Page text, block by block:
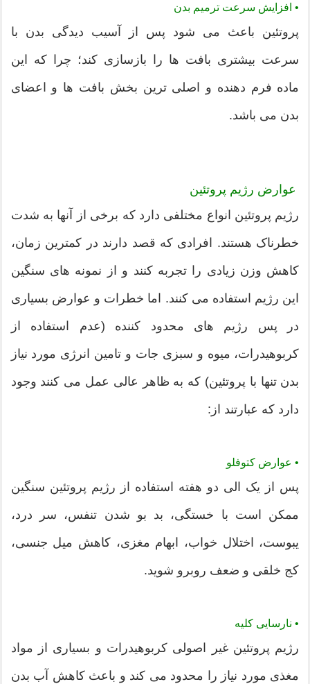
• افزایش سرعت ترمیم بدن
پروتئین باعث می شود پس از آسیب دیدگی بدن با
سرعت بیشتری بافت ها را بازسازی کند؛ چرا که این
ماده فرم دهنده و اصلی ترین بخش بافت ها و اعضای
بدن می باشد.
عوارض رژیم پروتئین
رژیم پروتئین انواع مختلفی دارد که برخی از آنها به شدت
خطرناک هستند. افرادی که قصد دارند در کمترین زمان،‌
کاهش وزن زیادی را تجربه کنند و از نمونه های سنگین
این رژیم استفاده می کنند. اما خطرات و عوارض بسیاری
در پس رژیم های محدود کننده (عدم استفاده از
کربوهیدرات، میوه و سبزی جات و تامین انرژی مورد نیاز
بدن تنها با پروتئین) که به ظاهر عالی عمل می کنند وجود
دارد که عبارتند از:
• عوارض کتوفلو
پس از یک الی دو هفته استفاده از رژیم پروتئین سنگین
ممکن است با خستگی، بد بو شدن تنفس، سر درد،
یبوست، اختلال خواب، ابهام مغزی، کاهش میل جنسی،
کج خلقی و ضعف روبرو شوید.
• نارسایی کلیه
رژیم پروتئین غیر اصولی کربوهیدرات و بسیاری از مواد
مغذی مورد نیاز را محدود می کند و باعث کاهش آب بدن